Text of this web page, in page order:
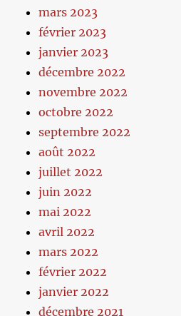
mars 2023
février 2023
janvier 2023
décembre 2022
novembre 2022
octobre 2022
septembre 2022
août 2022
juillet 2022
juin 2022
mai 2022
avril 2022
mars 2022
février 2022
janvier 2022
décembre 2021